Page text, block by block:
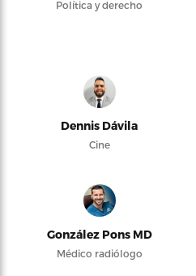
Política y derecho
Dennis Dávila
Cine
González Pons MD
Médico radiólogo